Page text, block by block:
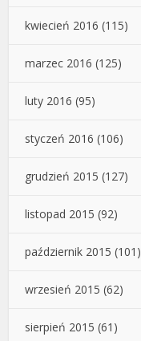
kwiecień 2016 (115)
marzec 2016 (125)
luty 2016 (95)
styczeń 2016 (106)
grudzień 2015 (127)
listopad 2015 (92)
październik 2015 (101)
wrzesień 2015 (62)
sierpień 2015 (61)